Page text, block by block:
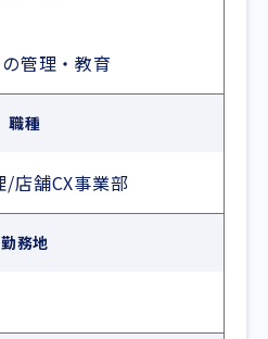
管理・教育
職種
店舗CX事業部
勤務地